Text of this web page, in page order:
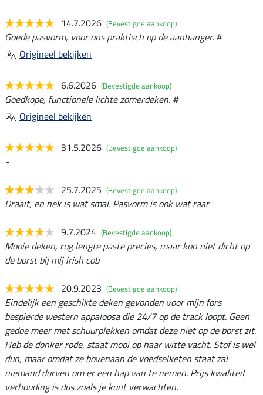
14.7.2026 (Bevestigde aankoop)
Goede pasvorm, voor ons praktisch op de aanhanger. #
Origineel bekijken
6.6.2026 (Bevestigde aankoop)
Goedkope, functionele lichte zomerdeken. #
Origineel bekijken
31.5.2026 (Bevestigde aankoop)
-
25.7.2025 (Bevestigde aankoop)
Draait, en nek is wat smal. Pasvorm is ook wat raar
9.7.2024 (Bevestigde aankoop)
Mooie deken, rug lengte paste precies, maar kon niet dicht op
de borst bij mij irish cob
20.9.2023 (Bevestigde aankoop)
Eindelijk een geschikte deken gevonden voor mijn fors
bespierde western appaloosa die 24/7 op de track loopt. Geen
gedoe meer met schuurplekken omdat deze niet op de borst zit.
Heb de donker rode, staat mooi op haar witte vacht. Stof is wel
dun, maar omdat ze bovenaan de voedselketen staat zal
niemand durven om er een hap van te nemen. Prijs kwaliteit
verhouding is dus zoals je kunt verwachten.